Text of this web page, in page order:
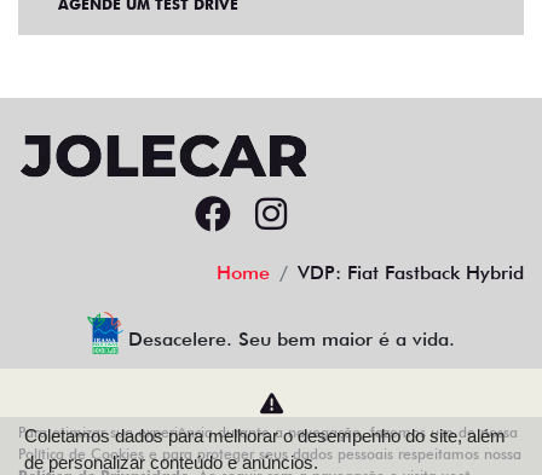
AGENDE UM TEST DRIVE
Home VDP: Fiat Fastback Hybrid
Desacelere. Seu bem maior é a vida.
AZZURRA VEICULOS LTDA
Para otimizar sua experiência durante a navegação, fazemos uso de nossa
Política de Cookies e para proteger seus dados pessoais respeitamos nossa
Coletamos dados para melhorar o desempenho do site, além
de personalizar conteúdo e anúncios.